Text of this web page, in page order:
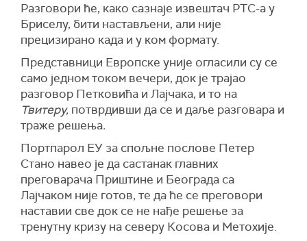
Разговори ће, како сазнаје извештач РТС-а у
Бриселу, бити настављени, али није
прецизирано када и у ком формату.
Представници Европске уније огласили су се
само једном током вечери, док је трајао
разговор Петковића и Лајчака, и то на
Твитеру, потврдивши да се и даље разговара и
траже решења.
Портпарол ЕУ за спољне послове Петер
Стано навео је да састанак главних
преговарача Приштине и Београда са
Лајчаком није готов, те да ће се преговори
наставии све док се не нађе решење за
тренутну кризу на северу Косова и Метохије.